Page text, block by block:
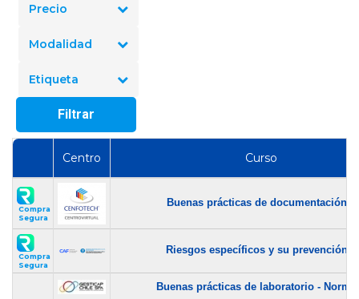
Precio
Modalidad
Etiqueta
Filtrar
Centro Curso
Compra
Segura
Buenas prácticas de documentación...
Compra
Segura
Riesgos específicos y su prevención...
Buenas prácticas de laboratorio -